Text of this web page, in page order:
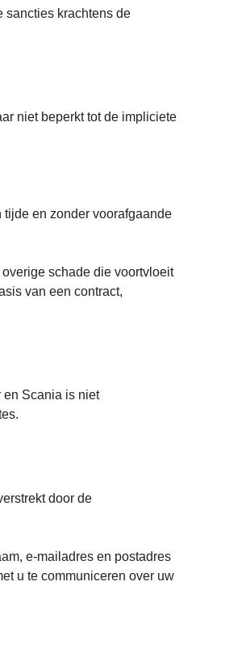
sancties krachtens de
niet beperkt tot de impliciete
en zonder voorafgaande
schade die voortvloeit
van een contract,
en Scania is niet
door de
e-mailadres en postadres
u te communiceren over uw